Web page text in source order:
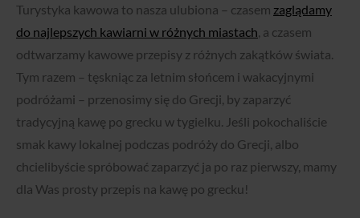
Turystyka kawowa to nasza ulubiona – czasem zaglądamy
do najlepszych kawiarni w różnych miastach, a czasem
odtwarzamy kawowe przepisy z różnych zakątków świata.
Tym razem – tęskniąc za letnim słońcem i wakacyjnymi
podróżami – przenosimy się do Grecji, by zaparzyć
tradycyjną kawę po grecku w tygielku. Jeśli pokochaliście
smak kawy lokalnej podczas podróży do Grecji, albo
chcielibyście spróbować zaparzyć ja po raz pierwszy, mamy
dla Was prosty przepis na kawę po grecku!